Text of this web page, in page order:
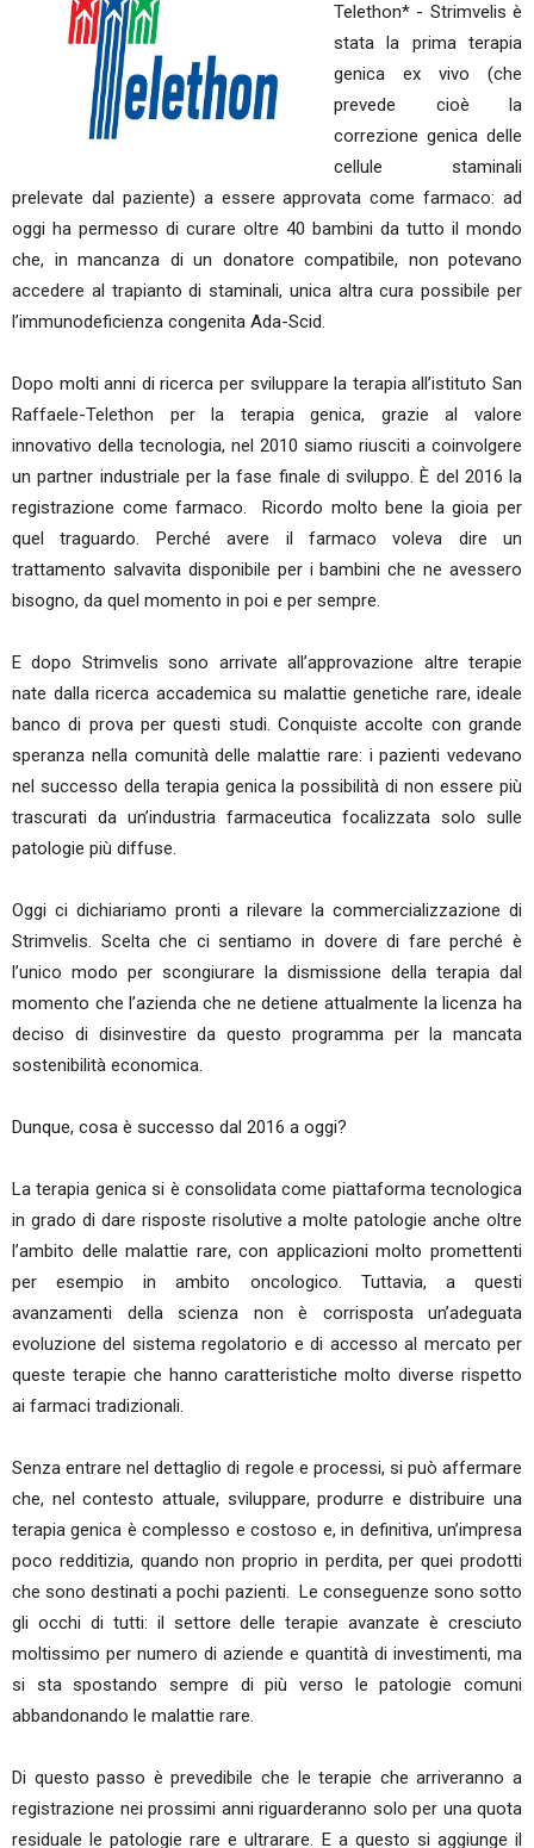
Telethon* - Strimvelis è
stata la prima terapia
genica ex vivo (che
prevede cioè la
correzione genica delle
cellule staminali
prelevate dal paziente) a essere approvata come farmaco: ad
oggi ha permesso di curare oltre 40 bambini da tutto il mondo
che, in mancanza di un donatore compatibile, non potevano
accedere al trapianto di staminali, unica altra cura possibile per
l’immunodeficienza congenita Ada-Scid.
Dopo molti anni di ricerca per sviluppare la terapia all’istituto San
Raffaele-Telethon per la terapia genica, grazie al valore
innovativo della tecnologia, nel 2010 siamo riusciti a coinvolgere
un partner industriale per la fase finale di sviluppo. È del 2016 la
registrazione come farmaco. Ricordo molto bene la gioia per
quel traguardo. Perché avere il farmaco voleva dire un
trattamento salvavita disponibile per i bambini che ne avessero
bisogno, da quel momento in poi e per sempre.
E dopo Strimvelis sono arrivate all’approvazione altre terapie
nate dalla ricerca accademica su malattie genetiche rare, ideale
banco di prova per questi studi. Conquiste accolte con grande
speranza nella comunità delle malattie rare: i pazienti vedevano
nel successo della terapia genica la possibilità di non essere più
trascurati da un’industria farmaceutica focalizzata solo sulle
patologie più diffuse.
Oggi ci dichiariamo pronti a rilevare la commercializzazione di
Strimvelis. Scelta che ci sentiamo in dovere di fare perché è
l’unico modo per scongiurare la dismissione della terapia dal
momento che l’azienda che ne detiene attualmente la licenza ha
deciso di disinvestire da questo programma per la mancata
sostenibilità economica.
Dunque, cosa è successo dal 2016 a oggi?
La terapia genica si è consolidata come piattaforma tecnologica
in grado di dare risposte risolutive a molte patologie anche oltre
l’ambito delle malattie rare, con applicazioni molto promettenti
per esempio in ambito oncologico. Tuttavia, a questi
avanzamenti della scienza non è corrisposta un’adeguata
evoluzione del sistema regolatorio e di accesso al mercato per
queste terapie che hanno caratteristiche molto diverse rispetto
ai farmaci tradizionali.
Senza entrare nel dettaglio di regole e processi, si può affermare
che, nel contesto attuale, sviluppare, produrre e distribuire una
terapia genica è complesso e costoso e, in definitiva, un’impresa
poco redditizia, quando non proprio in perdita, per quei prodotti
che sono destinati a pochi pazienti. Le conseguenze sono sotto
gli occhi di tutti: il settore delle terapie avanzate è cresciuto
moltissimo per numero di aziende e quantità di investimenti, ma
si sta spostando sempre di più verso le patologie comuni
abbandonando le malattie rare.
Di questo passo è prevedibile che le terapie che arriveranno a
registrazione nei prossimi anni riguarderanno solo per una quota
residuale le patologie rare e ultrarare. E a questo si aggiunge il